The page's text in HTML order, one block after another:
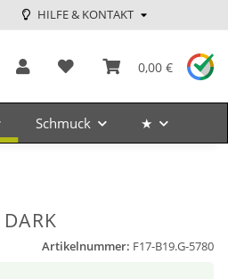
HILFE & KONTAKT
0,00 €
Schmuck ★
Artikelnummer: F17-B19.G-5780